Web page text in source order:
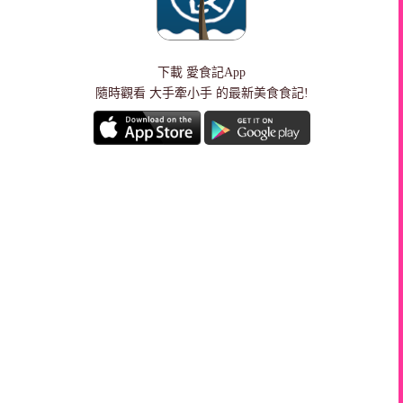
下載 愛食記App
隨時觀看 大手牽小手 的最新美食食記!